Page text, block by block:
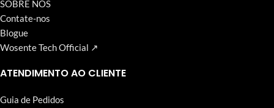
SOBRE NÓS
Contate-nos
Blogue
Wosente Tech Official ↗
ATENDIMENTO AO CLIENTE
Guia de Pedidos